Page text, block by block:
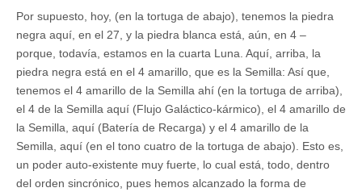
Por supuesto, hoy, (en la tortuga de abajo), tenemos la piedra
negra aquí, en el 27, y la piedra blanca está, aún, en 4 –
porque, todavía, estamos en la cuarta Luna. Aquí, arriba, la
piedra negra está en el 4 amarillo, que es la Semilla: Así que,
tenemos el 4 amarillo de la Semilla ahí (en la tortuga de arriba),
el 4 de la Semilla aquí (Flujo Galáctico-kármico), el 4 amarillo de
la Semilla, aquí (Batería de Recarga) y el 4 amarillo de la
Semilla, aquí (en el tono cuatro de la tortuga de abajo). Esto es,
un poder auto-existente muy fuerte, lo cual está, todo, dentro
del orden sincrónico, pues hemos alcanzado la forma de